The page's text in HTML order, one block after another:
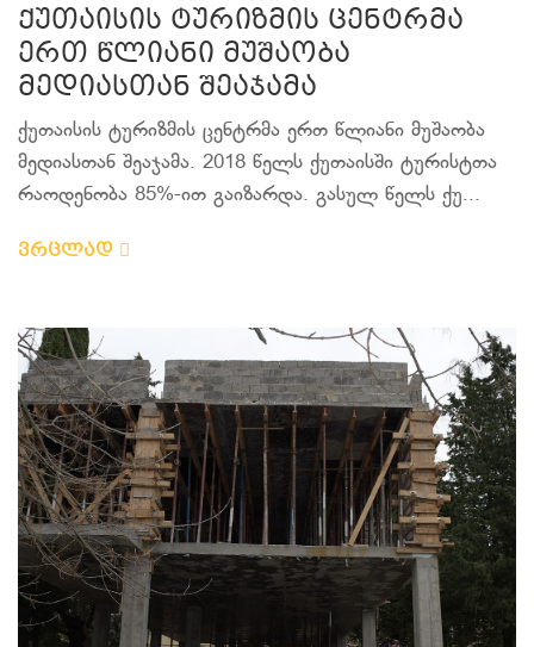
ქუთაისის ტურიზმის ცენტრმა
ერთ წლიანი მუშაობა
მედიასთან შეაჯამა
ქუთაისის ტურიზმის ცენტრმა ერთ წლიანი მუშაობა
მედიასთან შეაჯამა. 2018 წელს ქუთაისში ტურისტთა
რაოდენობა 85%-ით გაიზარდა. გასულ წელს ქუ...
ვრცლად